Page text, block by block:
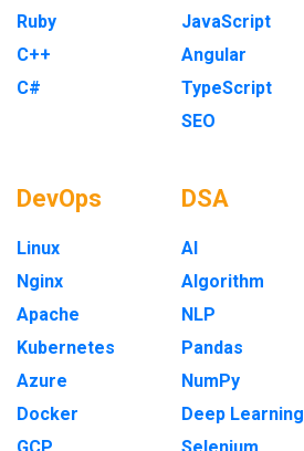
Ruby
C++
C#
JavaScript
Angular
TypeScript
SEO
DevOps
Linux
Nginx
Apache
Kubernetes
Azure
Docker
DSA
AI
Algorithm
NLP
Pandas
NumPy
Deep Learning